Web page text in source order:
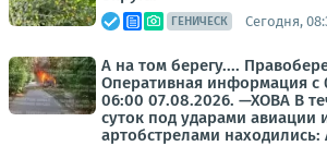
ГЕНИЧЕСК Сегодня,
А на том берегу....
Оперативная информация с
06:00 07.08.2026. —ХОВА В
суток под ударами авиации
артобстрелами находились: